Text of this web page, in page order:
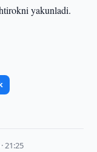
yakunladi.
21:25